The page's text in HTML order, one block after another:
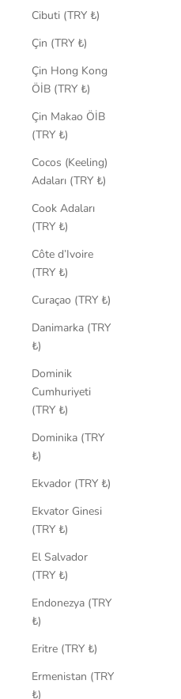
Cibuti (TRY ₺)
Çin (TRY ₺)
Çin Hong Kong
ÖİB (TRY ₺)
Çin Makao ÖİB
(TRY ₺)
Cocos (Keeling)
Adaları (TRY ₺)
Cook Adaları
(TRY ₺)
Côte d’Ivoire
(TRY ₺)
Curaçao (TRY ₺)
Danimarka (TRY
₺)
Dominik
Cumhuriyeti
(TRY ₺)
Dominika (TRY
₺)
Ekvador (TRY ₺)
Ekvator Ginesi
(TRY ₺)
El Salvador
(TRY ₺)
Endonezya (TRY
₺)
Eritre (TRY ₺)
Ermenistan (TRY
₺)